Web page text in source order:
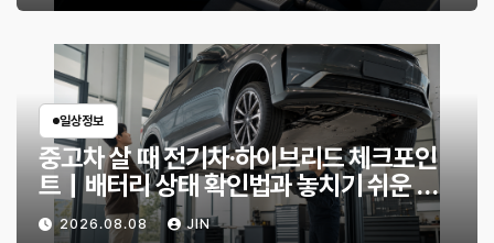
일상정보
중고차 살 때 전기차·하이브리드 체크포인
트｜배터리 상태 확인법과 놓치기 쉬운 위
험 신호
2026.08.08 JIN